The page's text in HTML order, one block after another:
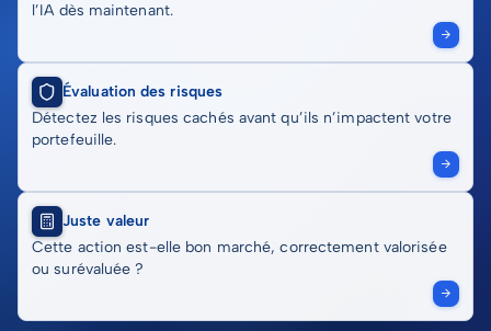
l’IA dès maintenant.
Évaluation des risques
Détectez les risques cachés avant qu’ils n’impactent votre
portefeuille.
Juste valeur
Cette action est-elle bon marché, correctement valorisée
ou surévaluée ?